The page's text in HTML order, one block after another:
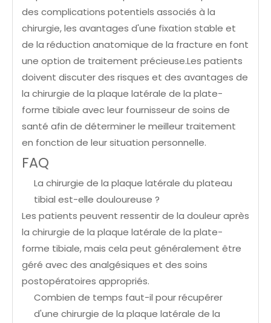
des complications potentiels associés à la
chirurgie, les avantages d'une fixation stable et
de la réduction anatomique de la fracture en font
une option de traitement précieuse.Les patients
doivent discuter des risques et des avantages de
la chirurgie de la plaque latérale de la plate-
forme tibiale avec leur fournisseur de soins de
santé afin de déterminer le meilleur traitement
en fonction de leur situation personnelle.
FAQ
La chirurgie de la plaque latérale du plateau
tibial est-elle douloureuse ?
Les patients peuvent ressentir de la douleur après
la chirurgie de la plaque latérale de la plate-
forme tibiale, mais cela peut généralement être
géré avec des analgésiques et des soins
postopératoires appropriés.
Combien de temps faut-il pour récupérer
d'une chirurgie de la plaque latérale de la